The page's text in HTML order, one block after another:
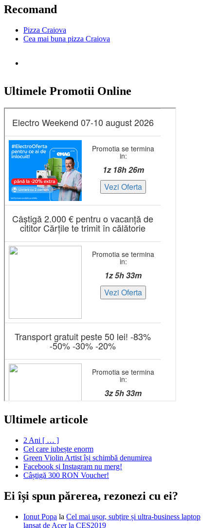
Recomand
Pizza Craiova
Cea mai buna pizza Craiova
Ultimele Promotii Online
Ultimele articole
2 Ani [ … ]
Cel care iubește enorm
Green Violin Artist își schimbă denumirea
Facebook și Instagram nu merg!
Câștigă 300 RON Voucher!
Ei își spun părerea, rezonezi cu ei?
Ionut Popa la Cel mai ușor, subțire și ultra-business laptop
lansat de Acer la CES2019